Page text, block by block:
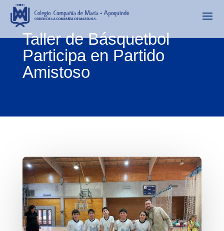
Taller de Básquetbol
Participa en Partido
Amistoso